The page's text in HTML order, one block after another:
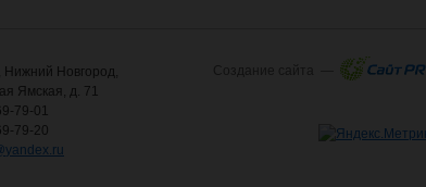
Нижний Новгород,
Ямская, д. 71
79-01
79-20
yandex.ru